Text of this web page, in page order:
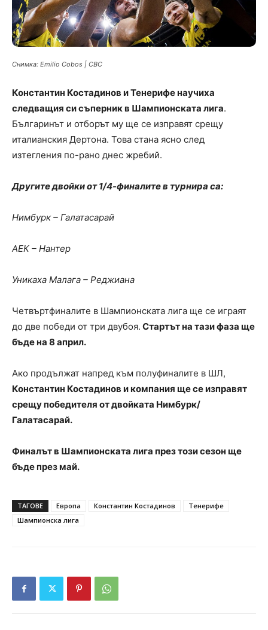
Снимка: Emilio Cobos | CBC
Константин Костадинов и Тенерифе научиха
следващия си съперник в Шампионската лига.
Българинът и отборът му ще се изправят срещу
италианския Дертона. Това стана ясно след
изтегления по-рано днес жребий.
Другите двойки от 1/4-финалите в турнира са:
Нимбурк – Галатасарай
АЕК – Нантер
Уникаха Малага – Реджиана
Четвъртфиналите в Шампионската лига ще се играят
до две победи от три двубоя. Стартът на тази фаза ще
бъде на 8 април.
Ако продължат напред към полуфиналите в ШЛ,
Константин Костадинов и компания ще се изправят
срещу победителя от двойката Нимбурк/
Галатасарай.
Финалът в Шампионската лига през този сезон ще
бъде през май.
ТАГОВЕ Европа Константин Костадинов
Тенерифе
Шампионска лига